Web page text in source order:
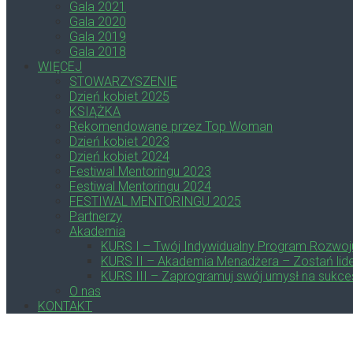
Gala 2021
Gala 2020
Gala 2019
Gala 2018
WIĘCEJ
STOWARZYSZENIE
Dzień kobiet 2025
KSIĄŻKA
Rekomendowane przez Top Woman
Dzień kobiet 2023
Dzień kobiet 2024
Festiwal Mentoringu 2023
Festiwal Mentoringu 2024
FESTIWAL MENTORINGU 2025
Partnerzy
Akademia
KURS I – Twój Indywidualny Program
KURS II – Akademia Menadżera – Zostań
KURS III – Zaprogramuj swój umysł na
O nas
KONTAKT